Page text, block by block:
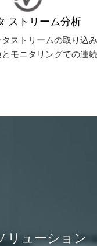
ストリーム分析
ストリームの取り込
モニタリングでの連
リューション